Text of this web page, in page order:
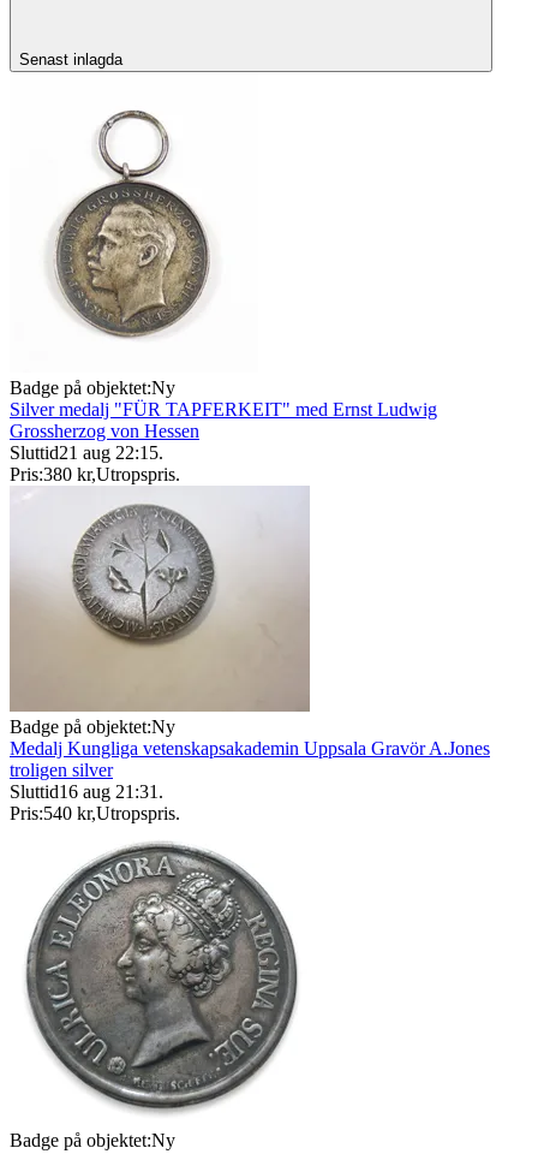
Senast inlagda
Badge på objektet:Ny
Silver medalj "FÜR TAPFERKEIT" med Ernst Ludwig
Grossherzog von Hessen
Sluttid21 aug 22:15.
Pris:380 kr,Utropspris.
Badge på objektet:Ny
Medalj Kungliga vetenskapsakademin Uppsala Gravör A.Jones
troligen silver
Sluttid16 aug 21:31 .
Pris:540 kr,Utropspris.
Badge på objektet:Ny